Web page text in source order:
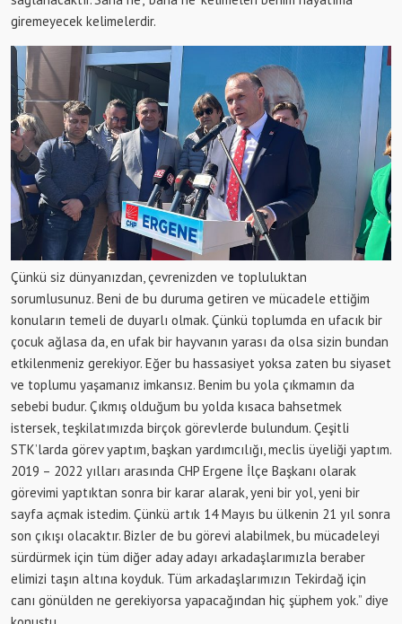
giremeyecek kelimelerdir.
Çünkü siz dünyanızdan, çevrenizden ve topluluktan
sorumlusunuz. Beni de bu duruma getiren ve mücadele ettiğim
konuların temeli de duyarlı olmak. Çünkü toplumda en ufacık bir
çocuk ağlasa da, en ufak bir hayvanın yarası da olsa sizin bundan
etkilenmeniz gerekiyor. Eğer bu hassasiyet yoksa zaten bu siyaset
ve toplumu yaşamanız imkansız. Benim bu yola çıkmamın da
sebebi budur. Çıkmış olduğum bu yolda kısaca bahsetmek
istersek, teşkilatımızda birçok görevlerde bulundum. Çeşitli
STK’larda görev yaptım, başkan yardımcılığı, meclis üyeliği yaptım.
2019 – 2022 yılları arasında CHP Ergene İlçe Başkanı olarak
görevimi yaptıktan sonra bir karar alarak, yeni bir yol, yeni bir
sayfa açmak istedim. Çünkü artık 14 Mayıs bu ülkenin 21 yıl sonra
son çıkışı olacaktır. Bizler de bu görevi alabilmek, bu mücadeleyi
sürdürmek için tüm diğer aday adayı arkadaşlarımızla beraber
elimizi taşın altına koyduk. Tüm arkadaşlarımızın Tekirdağ için
canı gönülden ne gerekiyorsa yapacağından hiç şüphem yok.” diye